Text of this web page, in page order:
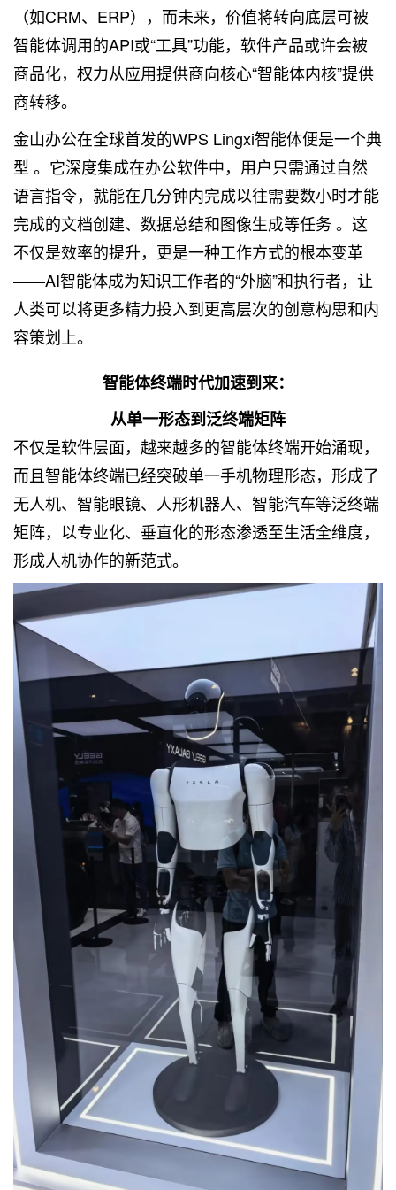
（如CRM、ERP），而未来，价值将转向底层可被
智能体调用的API或“工具”功能，软件产品或许会被
商品化，权力从应用提供商向核心“智能体内核”提供
商转移。
金山办公在全球首发的WPS Lingxi智能体便是一个典
型 。它深度集成在办公软件中，用户只需通过自然
语言指令，就能在几分钟内完成以往需要数小时才能
完成的文档创建、数据总结和图像生成等任务 。这
不仅是效率的提升，更是一种工作方式的根本变革
——AI智能体成为知识工作者的“外脑”和执行者，让
人类可以将更多精力投入到更高层次的创意构思和内
容策划上。
智能体终端时代加速到来：
从单一形态到泛终端矩阵
不仅是软件层面，越来越多的智能体终端开始涌现，
而且智能体终端已经突破单一手机物理形态，形成了
无人机、智能眼镜、人形机器人、智能汽车等泛终端
矩阵，以专业化、垂直化的形态渗透至生活全维度，
形成人机协作的新范式。